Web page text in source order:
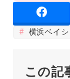
横浜ベイ
この記